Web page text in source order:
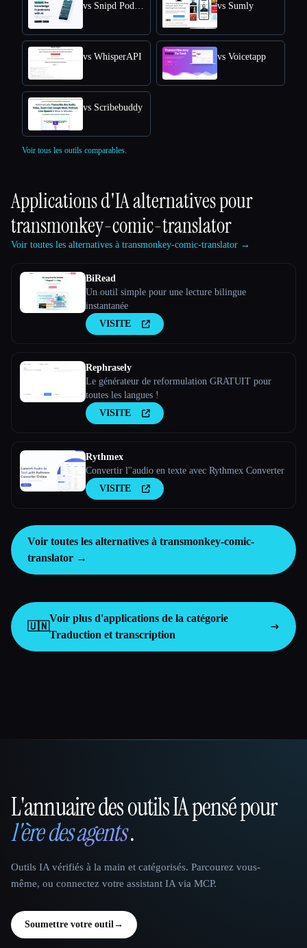
vs Snipd Podcast Summaries vs Sumly
vs WhisperAPI vs Voicetapp
vs Scribebuddy
Voir tous les outils comparables.
Applications d'IA alternatives pour
transmonkey-comic-translator
Voir toutes les alternatives à transmonkey-comic-translator →
BiRead
Un outil simple pour une lecture bilingue
instantanée
VISITE
Rephrasely
Le générateur de reformulation GRATUIT pour
toutes les langues !
VISITE
Rythmex
Convertir l''audio en texte avec Rythmex Converter
VISITE
Voir toutes les alternatives à transmonkey-comic-
translator →
🇺🇳
Voir plus d'applications de la catégorie
Traduction et transcription
That AI Collection
L'annuaire des outils IA pensé pour
l'ère des agents.
Outils IA vérifiés à la main et catégorisés. Parcourez vous-
même, ou connectez votre assistant IA via MCP.
Soumettre votre outil→